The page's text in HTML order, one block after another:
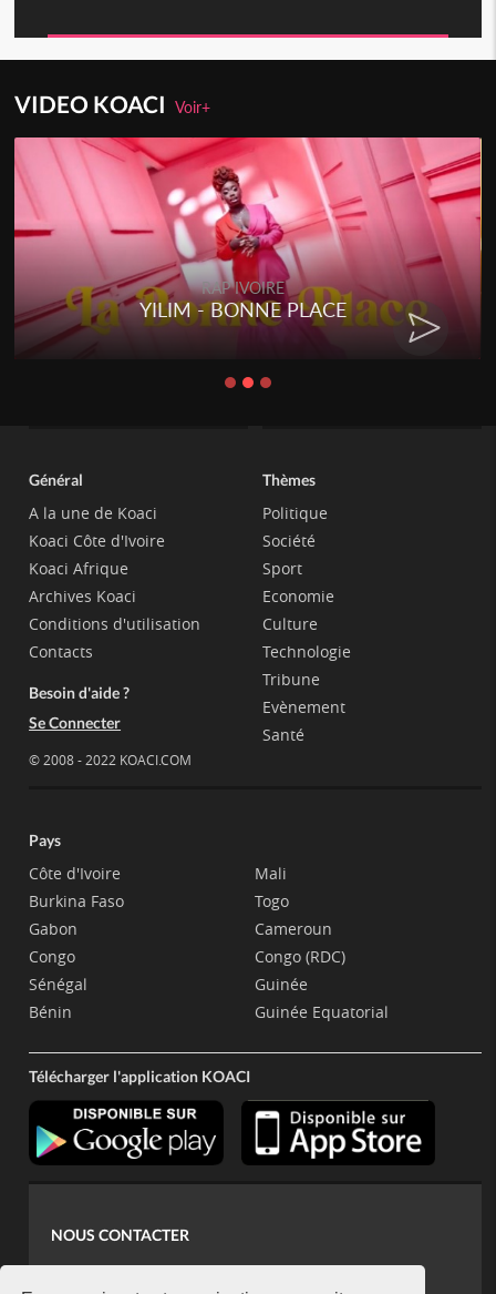
VIDEO KOACIVoir+
RAP IVOIRE
YILIM - BONNE PLACE
Général
A la une de Koaci
Koaci Côte d'Ivoire
Koaci Afrique
Archives Koaci
Conditions d'utilisation
Contacts
Besoin d'aide ?
Se Connecter
© 2008 - 2022 KOACI.COM
Thèmes
Politique
Société
Sport
Economie
Culture
Technologie
Tribune
Evènement
Santé
Pays
Côte d'Ivoire
Burkina Faso
Gabon
Congo
Sénégal
Bénin
Mali
Togo
Cameroun
Congo (RDC)
Guinée
Guinée Equatorial
Télécharger l'application KOACI
NOUS CONTACTER